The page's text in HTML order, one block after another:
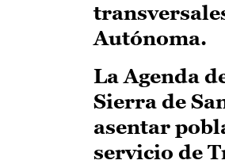
Autónoma.
La Agenda
Sierra de
asentar
servicio de